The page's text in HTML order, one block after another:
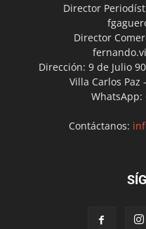
Director
Director
Dirección: 9 de Julio
Villa Carlos
WhatsApp:
Contáctanos: